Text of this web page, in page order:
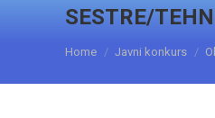
SESTRE/
Home Javni konkurs